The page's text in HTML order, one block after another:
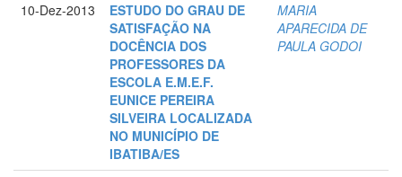
10-Dez-2013
ESTUDO DO GRAU DE
SATISFAÇÃO NA
DOCÊNCIA DOS
PROFESSORES DA
ESCOLA E.M.E.F.
EUNICE PEREIRA
SILVEIRA LOCALIZADA
NO MUNICÍPIO DE
IBATIBA/ES
MARIA
APARECIDA DE
PAULA GODOI